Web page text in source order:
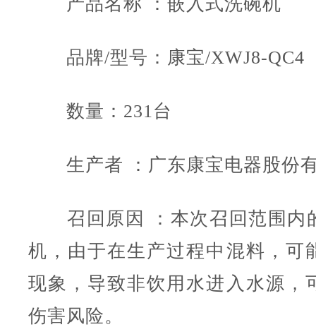
品牌/型号：康宝/XWJ8-QC4
数量：231台
生产者 ：广东康宝电器股份
召回原因 ：本次召回范围内
机，由于在生产过程中混料，可
现象，导致非饮用水进入水源，
伤害风险。